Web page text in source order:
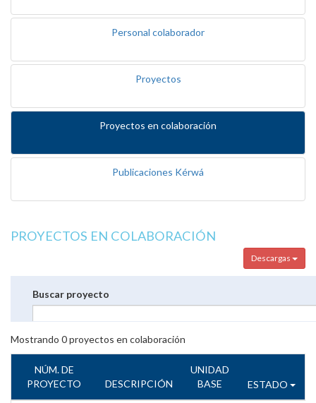
Personal colaborador
Proyectos
Proyectos en colaboración
Publicaciones Kérwá
PROYECTOS EN COLABORACIÓN
Descargas
Buscar proyecto
Mostrando 0proyectos en colaboración
NÚM. DE
PROYECTO
DESCRIPCIÓN
UNIDAD
BASE
ESTADO